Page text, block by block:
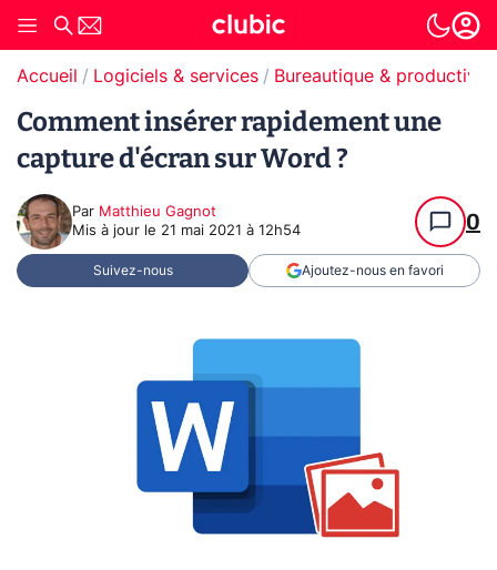
Accueil Logiciels & services Bureautique & productivité
Comment insérer rapidement une
capture d'écran sur Word ?
Par Matthieu Gagnot
Mis à jour le 21 mai 2021 à 12h54 0
Suivez-nous Ajoutez-nous en favori